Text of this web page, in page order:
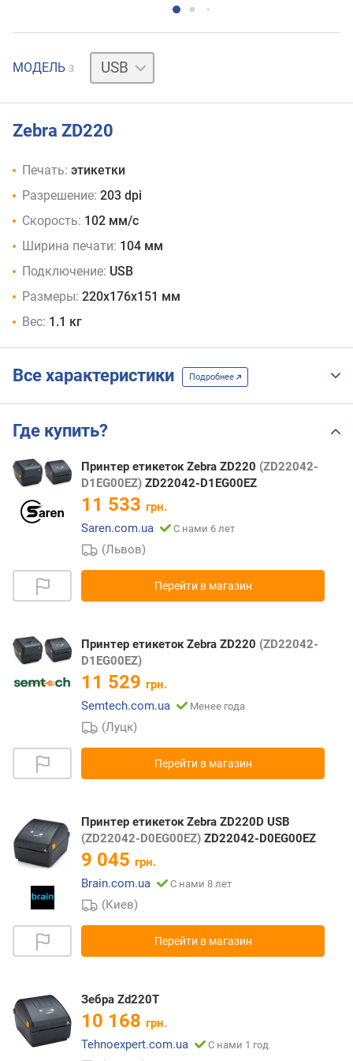
МОДЕЛЬ 3
USBUSB
Zebra ZD220
Печать: этикетки
Разрешение: 203 dpi
Скорость: 102 мм/с
Ширина печати: 104 мм
Подключение: USB
Размеры: 220х176х151 мм
Вес: 1.1 кг
Все характеристики Подробнее
Где купить?
Принтер етикеток Zebra ZD220 (ZD22042-
D1EG00EZ) ZD22042-D1EG00EZ
11 533 грн.
Saren.com.ua
С нами 6 лет
(Львов)
Перейти в магазин
Принтер етикеток Zebra ZD220 (ZD22042-
D1EG00EZ)
11 529 грн.
Semtech.com.ua
Менее года
(Луцк)
Перейти в магазин
Принтер етикеток Zebra ZD220D USB
(ZD22042-D0EG00EZ) ZD22042-D0EG00EZ
9 045 грн.
Brain.com.ua
С нами 8 лет
(Киев)
Перейти в магазин
Зебра Zd220T
10 168 грн.
Tehnoexpert.com.ua
С нами 1 год